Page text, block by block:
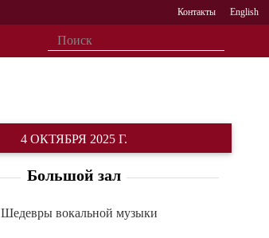
Контакты English
4 ОКТЯБРЯ 2025 Г.
Большой зал
Шедевры вокальной музыки